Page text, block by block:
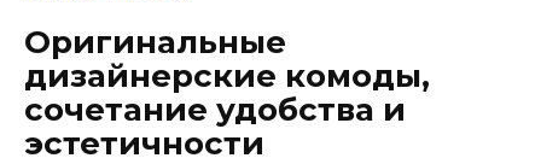
Оригинальные
дизайнерские комоды,
сочетание удобства и
эстетичности